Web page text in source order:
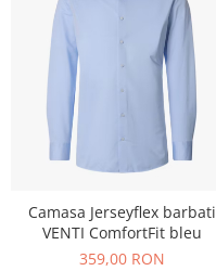
Camasa Jerseyflex barbati
VENTI ComfortFit bleu
359,00 RON